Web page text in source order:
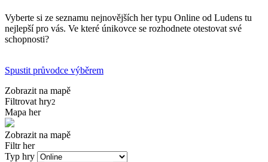
Vyberte si ze seznamu nejnovějších her typu Online od Ludens tu
nejlepší pro vás. Ve které únikovce se rozhodnete otestovat své
schopnosti?
Spustit průvodce výběrem
Zobrazit na mapě
Filtrovat hry2
Mapa her
Zobrazit na mapě
Filtr her
Typ hry